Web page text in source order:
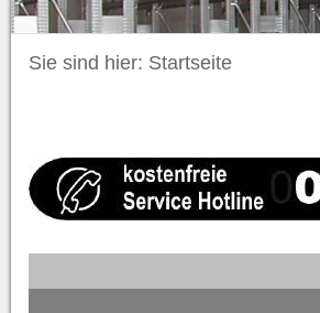
Sie sind hier: Startseite